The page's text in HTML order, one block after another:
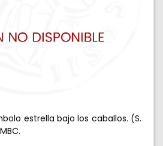
estrella bajo los caballos. (S.